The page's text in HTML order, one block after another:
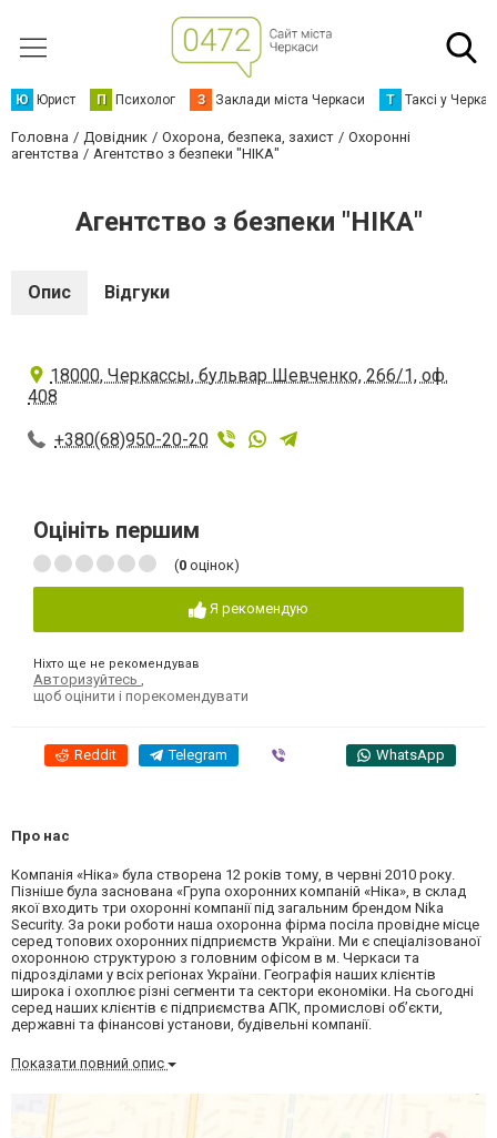
Ю Юрист П Психолог З Заклади міста Черкаси Т Таксі у
Головна Довідник Охорона, безпека, захист
Охоронні
агентства
Агентство з безпеки "НІКА"
Агентство з безпеки "НІКА"
Опис Відгуки
18000, Черкассы, бульвар Шевченко, 266/1, оф.
408
+380(68)950-20-20
Оцініть першим
(0 оцінок)
Я рекомендую
Ніхто ще не рекомендував
Авторизуйтесь
щоб оцінити і порекомендувати
Reddit Telegram WhatsApp
Про нас
Компанія «Ніка» була створена 12 років тому, в червні 2010 року.
Пізніше була заснована «Група охоронних компаній «Ніка», в склад
якої входить три охоронні компанії під загальним брендом Nika
Security. За роки роботи наша охоронна фірма посіла провідне місце
серед топових охоронних підприємств України. Ми є спеціалізованої
охоронною структурою з головним офісом в м. Черкаси та
підрозділами у всіх регіонах України. Географія наших клієнтів
широка і охоплює різні сегменти та сектори економіки. На сьогодні
серед наших клієнтів є підприємства АПК, промислові об’єкти,
державні та фінансові установи, будівельні компанії.
Показати повний опис